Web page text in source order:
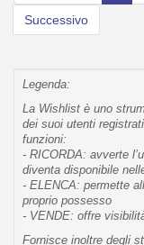
Successivo
Legenda:
La Wishlist è uno
dei suoi utenti
funzioni:
- RICORDA: avverte
diventa disponibile
- ELENCA: permette
proprio possesso
- VENDE: offre
Fornisce inoltre degli